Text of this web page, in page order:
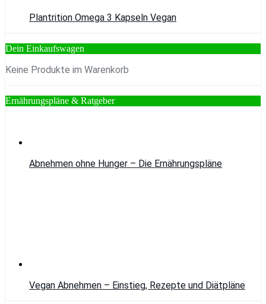
Plantrition Omega 3 Kapseln Vegan
Dein Einkaufswagen
Keine Produkte im Warenkorb
Ernährungspläne & Ratgeber
Abnehmen ohne Hunger – Die Ernährungspläne
Vegan Abnehmen – Einstieg, Rezepte und Diätpläne